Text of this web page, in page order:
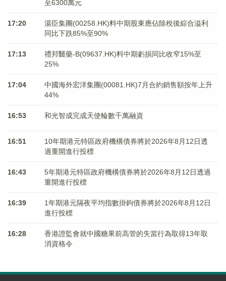
至6300萬元
17:20
湯臣集團(00258.HK)料中期股東應佔除稅後綜合溢利
同比下跌85%至90%
17:13
禮邦醫藥-B(09637.HK)料中期虧損同比收窄15%至
25%
17:04
中國海外宏洋集團(00081.HK)7月合約銷售額按年上升
44%
16:53 和光智成完成天使輪數千萬融資
16:51
10年期港元特區政府機構債券將於2026年8月12日透
過重開進行投標
16:43
5年期港元特區政府機構債券將於2026年8月12日透過
重開進行投標
16:39
1年期港元隔夜平均指數掛鉤債券將於2026年8月12日
進行投標
16:28
香港證監會就中國糖果前高管的失當行為取得13年取
消資格令